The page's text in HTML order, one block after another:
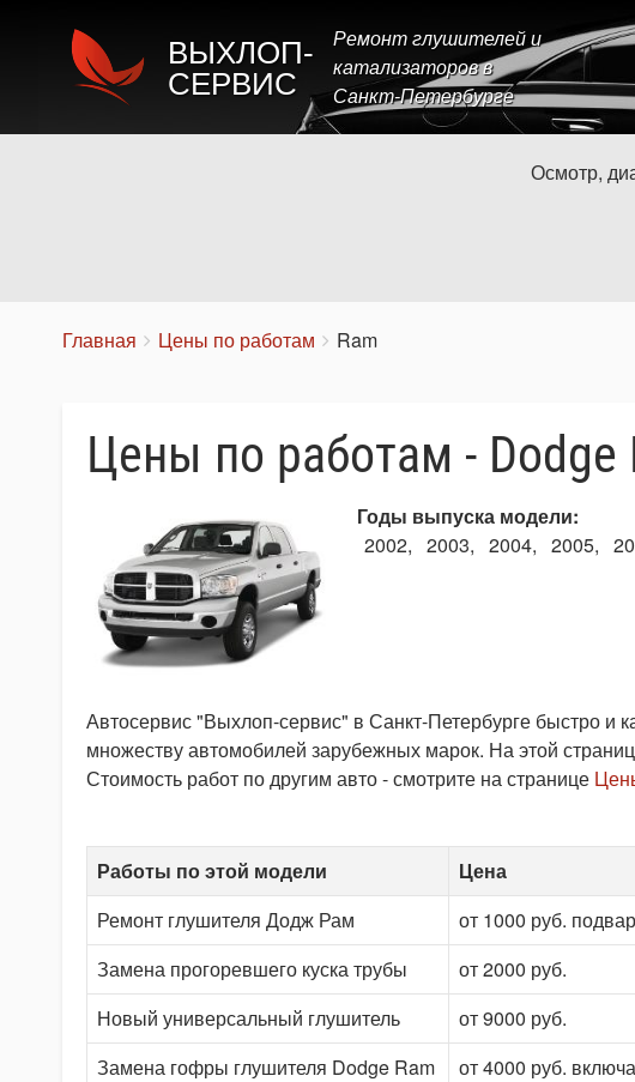
ВЫХЛОП-
СЕРВИС
Ремонт глушителей и
катализаторов в
Санкт-Петербурге
Осмотр,
Строка
You
Главная Цены по работам Ram
Цены по работам - Dodge
Годы выпуска модели
2002
2003 2004 2005
Автосервис "Выхлоп-сервис" в Санкт-Петербурге быстро и
множеству автомобилей зарубежных марок. На этой
Стоимость работ по другим авто - смотрите на странице
Работы по этой модели
Цена
Ремонт глушителя Додж Рам
от 1000 руб.
Замена прогоревшего куска трубы
от 2000 руб.
Новый универсальный глушитель
от 9000 руб.
Замена гофры глушителя Dodge Ram
от 4000 руб.